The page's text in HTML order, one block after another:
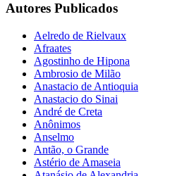
Autores Publicados
Aelredo de Rielvaux
Afraates
Agostinho de Hipona
Ambrosio de Milão
Anastacio de Antioquia
Anastacio do Sinai
André de Creta
Anônimos
Anselmo
Antão, o Grande
Astério de Amaseia